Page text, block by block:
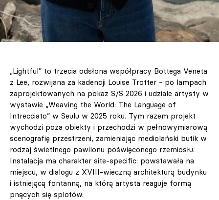
„Lightful” to trzecia odsłona współpracy Bottega Veneta
z Lee, rozwijana za kadencji Louise Trotter - po lampach
zaprojektowanych na pokaz S/S 2026 i udziale artysty w
wystawie „Weaving the World: The Language of
Intrecciato” w Seulu w 2025 roku. Tym razem projekt
wychodzi poza obiekty i przechodzi w pełnowymiarową
scenografię przestrzeni, zamieniając mediolański butik w
rodzaj świetlnego pawilonu poświęconego rzemiosłu.
Instalacja ma charakter site‑specific: powstawała na
miejscu, w dialogu z XVIII‑wieczną architekturą budynku
i istniejącą fontanną, na którą artysta reaguje formą
pnących się splotów.